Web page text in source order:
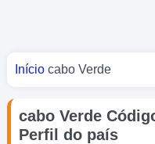
Você está aqui
Início cabo Verde
cabo Verde
Perfil do país